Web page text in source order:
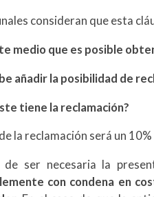
consideran que esta
medio que es posible
añadir la posibilidad de
tiene la reclamación?
la reclamación será un
de ser necesaria la
con condena en